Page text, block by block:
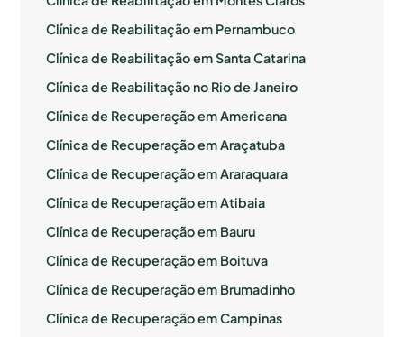
Clínica de Reabilitação em Pernambuco
Clínica de Reabilitação em Santa Catarina
Clínica de Reabilitação no Rio de Janeiro
Clínica de Recuperação em Americana
Clínica de Recuperação em Araçatuba
Clínica de Recuperação em Araraquara
Clínica de Recuperação em Atibaia
Clínica de Recuperação em Bauru
Clínica de Recuperação em Boituva
Clínica de Recuperação em Brumadinho
Clínica de Recuperação em Campinas